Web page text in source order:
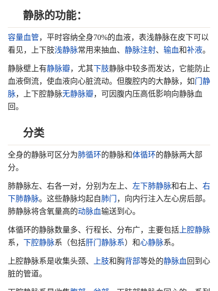
静脉的功能：
容量血管，平时容纳全身70%的血液，表浅静脉在皮下可以
看见，上下肢浅静脉常用来抽血、 静脉注射、 输血和补液。
静脉壁上有静脉瓣，尤其下肢静脉中较多而发达，它能防止
血液倒流，使血液向心脏流动。但腹腔内的大静脉，如门静
脉，上下腔静脉无静脉瓣，可因腹内压高低影响向静脉血
回。
分类
全身的静脉可区分为肺循环的静脉和体循环的静脉两大部
分。
肺静脉左、右各一对，分别为左上、 左下肺静脉和右上、 右
下肺静脉。这些静脉均起自肺门
，向内行注入左心房后部。
肺静脉将含氧量高的动脉血输送到心。
体循环的静脉数量多、行程长、分布广，主要包括 上腔静脉
系， 下腔静脉系（包括肝门静脉系）和心静脉系。
上腔静脉系是收集头颈、 上肢和胸背部等处的静脉血 回到心
脏的管道。